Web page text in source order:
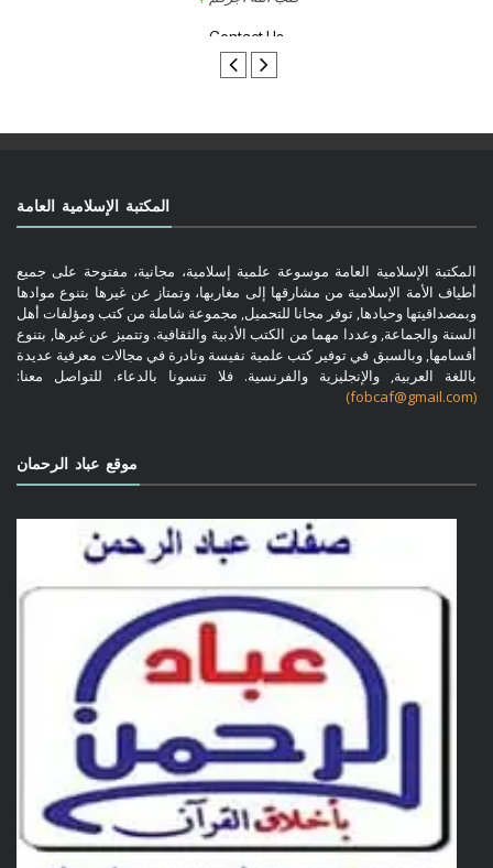
المكتبة الإسلامية العامة
المكتبة الإسلامية العامة موسوعة علمية إسلامية، مجانية، مفتوحة على جميع
أطياف الأمة الإسلامية من مشارقها إلى مغاربها، وتمتاز عن غيرها بتنوع موادها
وبمصداقيتها وحيادها, توفر مجانا للتحميل, مجموعة شاملة من كتب ومؤلفات أهل
السنة والجماعة, وعددا مهما من الكتب الأدبية والثقافية. وتتميز عن غيرها, بتنوع
أقسامها, وبالسبق في توفير كتب علمية نفيسة ونادرة في مجالات معرفية عديدة
باللغة العربية, والإنجليزية والفرنسية. فلا تنسونا بالدعاء. للتواصل معنا:
(fobcaf@gmail.com)
موقع عباد الرحمان